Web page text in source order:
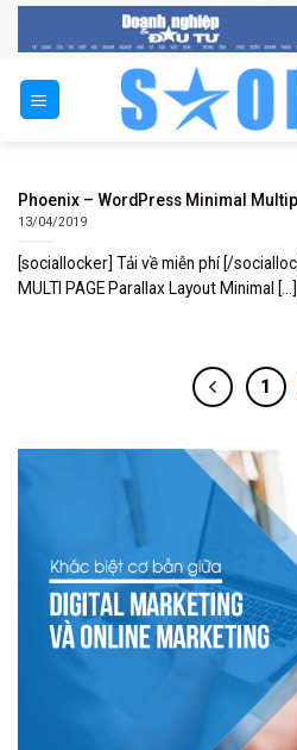
content
Phoenix – WordPress Minimal
13/04/2019
[sociallocker] Tải về miễn phí [/
MULTI PAGE Parallax Layout Minimal [...]
1